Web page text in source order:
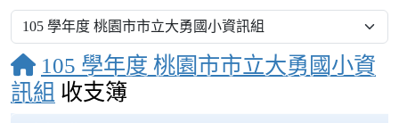
105 學年度 桃園市市立大勇國小資
訊組 收支簿